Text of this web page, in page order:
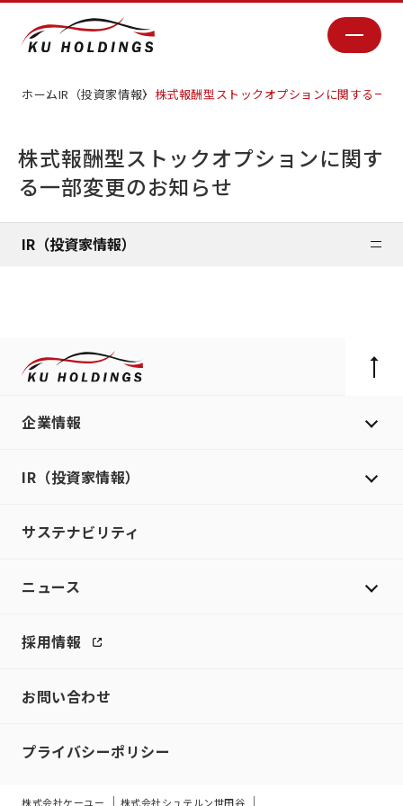
ホームIR（投資家情報） 株式報酬型ストックオプションに関する一
株式報酬型ストックオプションに関す
る一部変更のお知らせ
IR（投資家情報）
企業情報
IR（投資家情報）
サステナビリティ
ニュース
採用情報
お問い合わせ
プライバシーポリシー
株式会社ケーユー 株式会社シュテルン世田谷